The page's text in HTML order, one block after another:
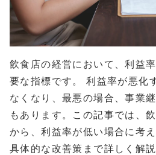
飲食店の経営において、利益
要な指標です。 利益率が悪化
なくなり、最悪の場合、事業
もあります。この記事では、
から、利益率が低い場合に考
具体的な改善策まで詳しく解説